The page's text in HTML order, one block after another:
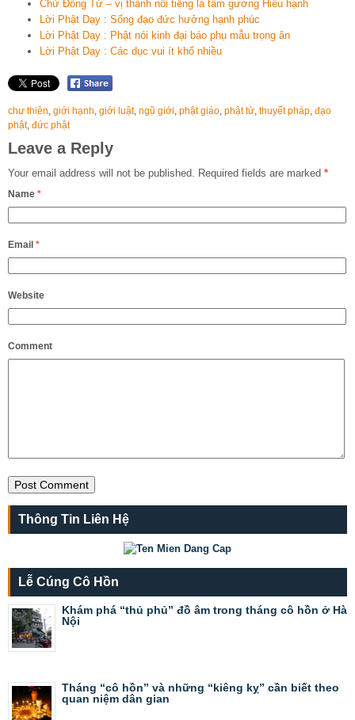
Chử Đồng Tử – vị thành nổi tiếng là tấm gương Hiếu hạnh
Lời Phật Dạy : Sống đạo đức hưởng hạnh phúc
Lời Phật Dạy : Phật nói kinh đại báo phụ mẫu trọng ân
Lời Phật Dạy : Các dục vui ít khổ nhiều
chư thiên, giới hạnh, giới luật, ngũ giới, phật giáo, phật tử, thuyết pháp, đạo
phật, đức phật
Leave a Reply
Your email address will not be published. Required fields are marked *
Name *
Email *
Website
Comment
Thông Tin Liên Hệ
Lễ Cúng Cô Hồn
Khám phá “thủ phủ” đồ âm trong tháng cô hồn ở Hà
Nội
Tháng “cô hồn” và những “kiêng kỵ” cần biết theo
quan niệm dân gian